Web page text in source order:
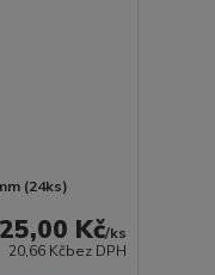
(24ks)
25,00 Kč/ks
20,66 Kčbez DPH